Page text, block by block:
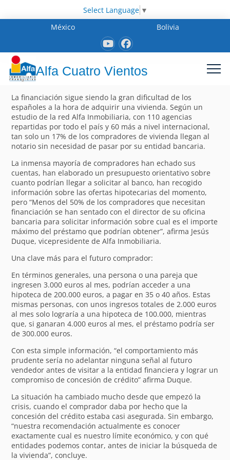
Select Language ▼
México
Bolivia
Alfa Cuatro Vientos
La financiación sigue siendo la gran dificultad de los
españoles a la hora de adquirir una vivienda. Según un
estudio de la red Alfa Inmobiliaria, con 110 agencias
repartidas por todo el país y 60 más a nivel internacional,
tan solo un 17% de los compradores de vivienda llegan al
notario sin necesidad de pasar por su entidad bancaria.
La inmensa mayoría de compradores han echado sus
cuentas, han elaborado un presupuesto orientativo sobre
cuanto podrían llegar a solicitar al banco, han recogido
información sobre las ofertas hipotecarias del momento,
pero “Menos del 50% de los compradores que necesitan
financiación se han sentado con el director de su oficina
bancaria para solicitar información sobre cual es el importe
máximo del préstamo que podrían obtener”, afirma Jesús
Duque, vicepresidente de Alfa Inmobiliaria.
Una clave más para el futuro comprador:
En términos generales, una persona o una pareja que
ingresen 3.000 euros al mes, podrían acceder a una
hipoteca de 200.000 euros, a pagar en 35 o 40 años. Estas
mismas personas, con unos ingresos totales de 2.000 euros
al mes solo lograría a una hipoteca de 100.000, mientras
que, si ganaran 4.000 euros al mes, el préstamo podría ser
de 300.000 euros.
Con esta simple información, “el comportamiento más
prudente sería no adelantar ninguna señal al futuro
vendedor antes de visitar a la entidad financiera y lograr un
compromiso de concesión de crédito” afirma Duque.
La situación ha cambiado mucho desde que empezó la
crisis, cuando el comprador daba por hecho que la
concesión del crédito estaba casi asegurada. Sin embargo,
“nuestra recomendación actualmente es conocer
exactamente cual es nuestro límite económico, y con qué
entidades podemos contar, antes de iniciar la búsqueda de
la vivienda”, concluye.